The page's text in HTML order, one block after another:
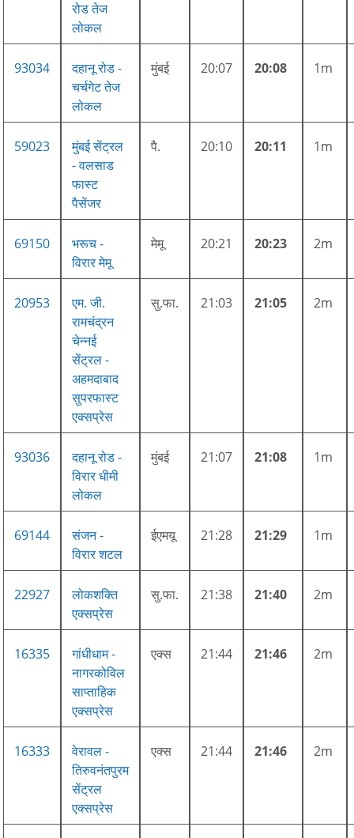
रोड तेज
लोकल
93034
दहानू रोड -
चर्चगेट तेज
लोकल
मुंबई 20:07 20:08 1m
59023
मुंबई सेंट्रल
- वलसाड
फास्ट
पैसेंजर
पै. 20:10 20:11 1m
69150
भरूच -
विरार मेमू
मेमू 20:21 20:23 2m
20953
एम. जी.
रामचंद्रन
चेन्नई
सेंट्रल -
अहमदाबाद
सुपरफास्ट
एक्सप्रेस
सु.फा. 21:03 21:05 2m
93036
दहानू रोड -
विरार धीमी
लोकल
मुंबई 21:07 21:08 1m
69144
संजन -
विरार शटल
ईएमयू 21:28 21:29 1m
22927
लोकशक्ति
एक्सप्रेस
सु.फा. 21:38 21:40 2m
16335
गांधीधाम -
नागरकोविल
साप्ताहिक
एक्सप्रेस
एक्स 21:44 21:46 2m
16333
वेरावल -
तिरुवनंतपुरम
सेंट्रल
एक्सप्रेस
एक्स 21:44 21:46 2m